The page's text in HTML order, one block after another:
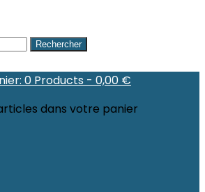
Rechercher
0 Products - 0,00 €
dans votre panier